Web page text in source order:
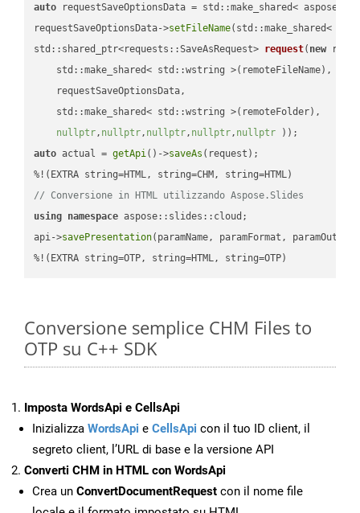
auto requestSaveOptionsData = std::make_shared<
requestSaveOptionsData->setFileName(std::make_shared<
std::shared_ptr<requests::SaveAsRequest> request( new
    std::make_shared< std::wstring >(remoteFileName),
    requestSaveOptionsData,
    std::make_shared< std::wstring >(remoteFolder),
nullptr, nullptr, nullptr, nullptr, nullptr ))
auto actual = getApi()->saveAs (request);
// Conversione in HTML utilizzando Aspose.Slides
using namespace aspose::slides::cloud;
api->savePresentation(paramName, paramFormat,
%!(EXTRA string=OTP, string=HTML, string=OTP)
Conversione semplice CHM Files to
OTP su C++ SDK
Imposta WordsApi e CellsApi
Inizializza WordsApi e CellsApi con il tuo ID client, il
segreto client, l’URL di base e la versione API
Converti CHM in HTML con WordsApi
Crea un ConvertDocumentRequest con il nome file